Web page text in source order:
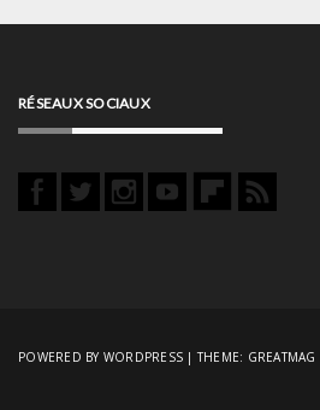
RÉSEAUX SOCIAUX
POWERED BY WORDPRESS |THEME: GREATMAG